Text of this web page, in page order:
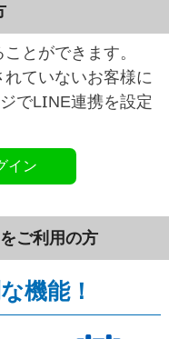
とができます。
ていないお客様に
でLINE連携を設定
イン
ご利用の方
機能！